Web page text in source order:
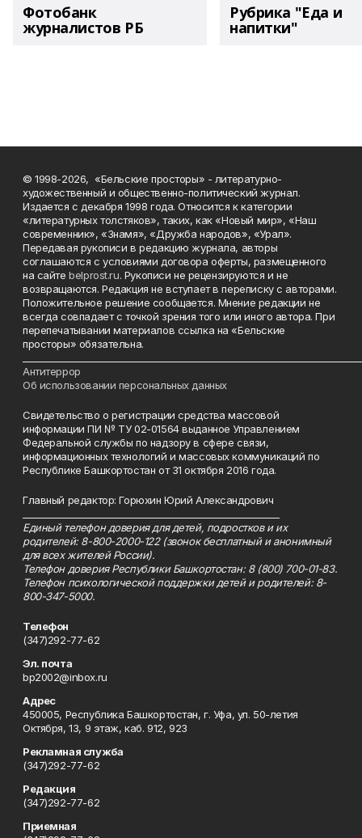
Фотобанк
журналистов РБ
Рубрика "Еда и
напитки"
© 1998-2026, «Бельские просторы» - литературно-
художественный и общественно-политический журнал.
Издается с декабря 1998 года. Относится к категории
«литературных толстяков», таких, как «Новый мир», «Наш
современник», «Знамя», «Дружба народов», «Урал».
Передавая рукописи в редакцию журнала, авторы
соглашаются с условиями договора оферты, размещенного
на сайтеbelprost.ru. Рукописи не рецензируются и не
возвращаются. Редакция не вступает в переписку с авторами.
Положительное решение сообщается. Мнение редакции не
всегда совпадает с точкой зрения того или иного автора. При
перепечатывании материалов ссылка на «Бельские
просторы» обязательна.
Антитеррор
Об использовании персональных данных
Свидетельство о регистрации средства массовой
информации ПИ № ТУ 02-01564 выданное Управлением
Федеральной службы по надзору в сфере связи,
информационных технологий и массовых коммуникаций по
Республике Башкортостан от 31 октября 2016 года.
Главный редактор: Горюхин Юрий Александрович
Единый телефон доверия для детей, подростков и их
родителей: 8-800-2000-122 (звонок бесплатный и анонимный
для всех жителей России).
Телефон доверия Республики Башкортостан: 8 (800) 700-01-83.
Телефон психологической поддержки детей и родителей: 8-
800-347-5000.
Телефон
(347)292-77-62
Эл. почта
bp2002@inbox.ru
Адрес
450005, Республика Башкортостан, г. Уфа, ул. 50-летия
Октября, 13, 9 этаж, каб. 912, 923
Рекламная служба
(347)292-77-62
Редакция
(347)292-77-62
Приемная